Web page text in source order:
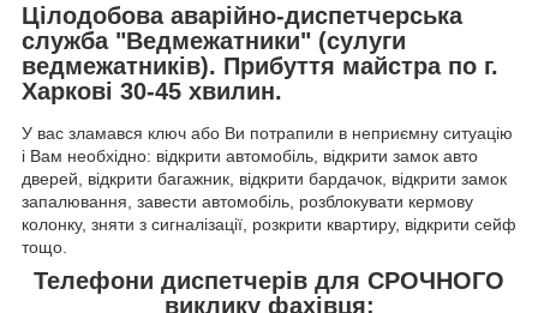
Цілодобова аварійно-диспетчерська
служба "Ведмежатники" (сулуги
ведмежатників). Прибуття майстра по г.
Харкові 30-45 хвилин.
У вас зламався ключ або Ви потрапили в неприємну ситуацію
і Вам необхідно: відкрити автомобіль, відкрити замок авто
дверей, відкрити багажник, відкрити бардачок, відкрити замок
запалювання, завести автомобіль, розблокувати кермову
колонку, зняти з сигналізації, розкрити квартиру, відкрити сейф
тощо.
Телефони диспетчерів для СРОЧНОГО
виклику фахівця: